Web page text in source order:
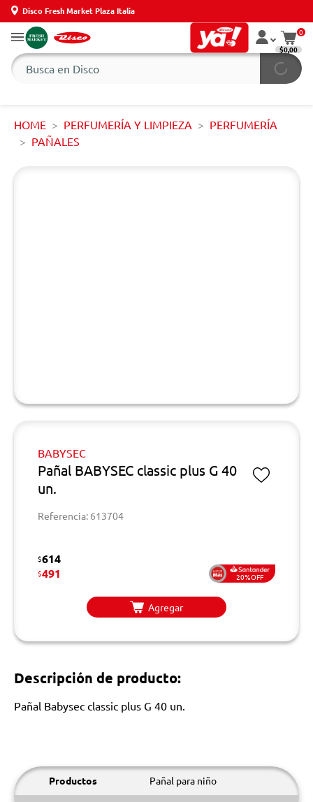
Disco Fresh Market Plaza Italia
0
$0,00
HOME PERFUMERÍA Y LIMPIEZA
PERFUMERÍA
PAÑALES
BABYSEC
Pañal BABYSEC classic plus G 40
un.
Referencia: 613704
$614
$491 20%OFF
Agregar
Descripción de producto:
Pañal Babysec classic plus G 40 un.
Productos Pañal para niño